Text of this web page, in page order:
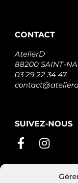
CONTACT
AtelierD
88200 SAINT-
03 29 22 34 47
SUIVEZ-NOUS